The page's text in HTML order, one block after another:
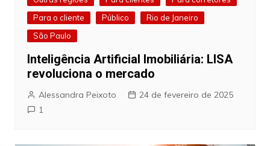
Para o cliente
Público
Rio de Janeiro
São Paulo
Inteligência Artificial Imobiliária: LISA
revoluciona o mercado
Alessandra Peixoto
24 de fevereiro de 2025
1